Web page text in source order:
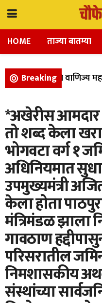
HOME ताज्या बातम्या
Breaking
विज्ञान, आणि वाणिज्य
*अखेरीस आमदार
तो शब्द केला
भोगवटा वर्ग १
अधिनियमात
उपमुख्यमंत्री
केला होता
मंत्रिमंडळ झाला
गावठाण
परिसरातील
निमशासकीय
संस्थांच्या